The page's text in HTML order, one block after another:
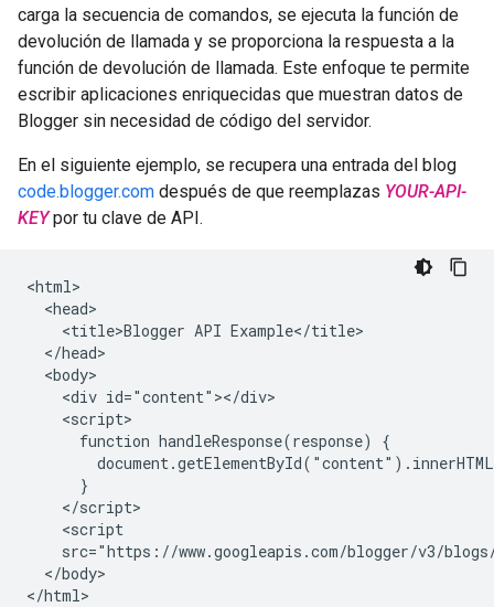
carga la secuencia de comandos, se ejecuta la función de
devolución de llamada y se proporciona la respuesta a la
función de devolución de llamada. Este enfoque te permite
escribir aplicaciones enriquecidas que muestran datos de
Blogger sin necesidad de código del servidor.
En el siguiente ejemplo, se recupera una entrada del blog
code.blogger.com después de que reemplazas YOUR-API-
KEYpor tu clave de API.
<html>
  <head>
    <title>Blogger API Example</title>
  </head>
  <body>
    <div id="content"></div>
    <script>
      function handleResponse(response) {
      }
    </script>
    <script
src="https://www.googleapis.com/blogger/v3/
  </body>
</html>